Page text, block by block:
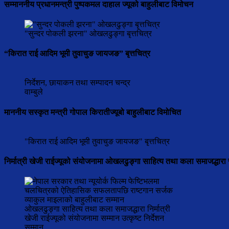
सम्माननीय प्रधानमन्त्री पुष्पकमल दाहाल ज्यूको बाहुलीबाट विमोचन
"सुन्दर पोकली झरना" ओखलढुङ्गा बृत्तचित्र
“किरात राई आदिम भूमी तुवाचुङ जायजङ” बृत्तचित्र
निर्देशन, छायाकन तथा सम्पादन चन्द्र
वाम्बुले
माननीय सस्कृत मन्त्री गोपाल किरातीज्यूबो बाहुलीबाट विमोचित
"किरात राई आदिम भूमी तुवाचुङ जायजङ" बृत्तचित्र
निर्मात्री खेजी राईज्यूको संयोजनामा ओखलढुङ्गा साहित्य तथा कला समाजद्धारा
ओखलढुङ्गा साहित्य तथा कला समाजद्धारा निर्मात्री
खेजी राईज्यूको संयोजनामा सम्मान उत्कृष्ट निर्देशन